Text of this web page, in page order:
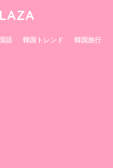
語 韓国トレンド 韓国旅行